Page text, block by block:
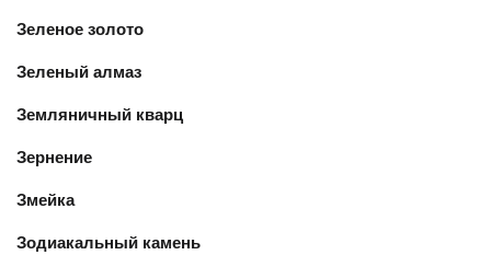
Зеленое золото
Зеленый алмаз
Земляничный кварц
Зернение
Змейка
Зодиакальный камень